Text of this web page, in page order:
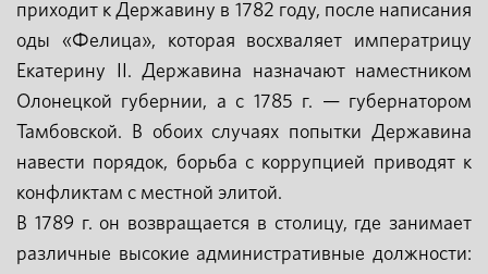
приходит к Державину в 1782 году, после написания
оды «Фелица», которая восхваляет императрицу
Екатерину II. Державина назначают наместником
Олонецкой губернии, а с 1785 г. — губернатором
Тамбовской. В обоих случаях попытки Державина
навести порядок, борьба с коррупцией приводят к
конфликтам с местной элитой.
В 1789 г. он возвращается в столицу, где занимает
различные высокие административные должности: